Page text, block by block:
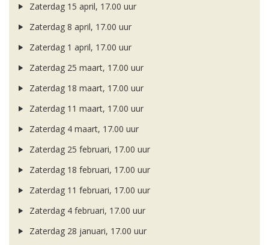
Zaterdag 15 april, 17.00 uur
Zaterdag 8 april, 17.00 uur
Zaterdag 1 april, 17.00 uur
Zaterdag 25 maart, 17.00 uur
Zaterdag 18 maart, 17.00 uur
Zaterdag 11 maart, 17.00 uur
Zaterdag 4 maart, 17.00 uur
Zaterdag 25 februari, 17.00 uur
Zaterdag 18 februari, 17.00 uur
Zaterdag 11 februari, 17.00 uur
Zaterdag 4 februari, 17.00 uur
Zaterdag 28 januari, 17.00 uur